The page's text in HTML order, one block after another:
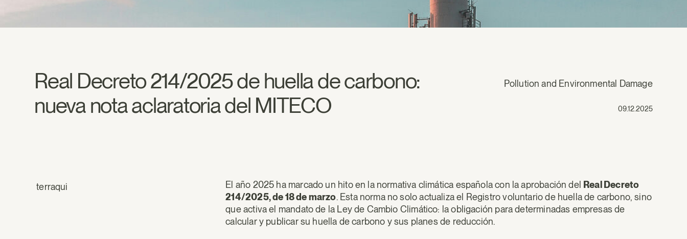
Real Decreto 214/2025 de huella de carbono:
nueva nota aclaratoria del MITECO
09.12.2025
Pollution and Environmental Damage
El año 2025 ha marcado un hito en la normativa climática española con la aprobación del Real Decreto
214/2025, de 18 de marzo. Esta norma no solo actualiza el Registro voluntario de huella de carbono, sino
que activa el mandato de la Ley de Cambio Climático: la obligación para determinadas empresas de
calcular y publicar su huella de carbono y sus planes de reducción.
terraqui